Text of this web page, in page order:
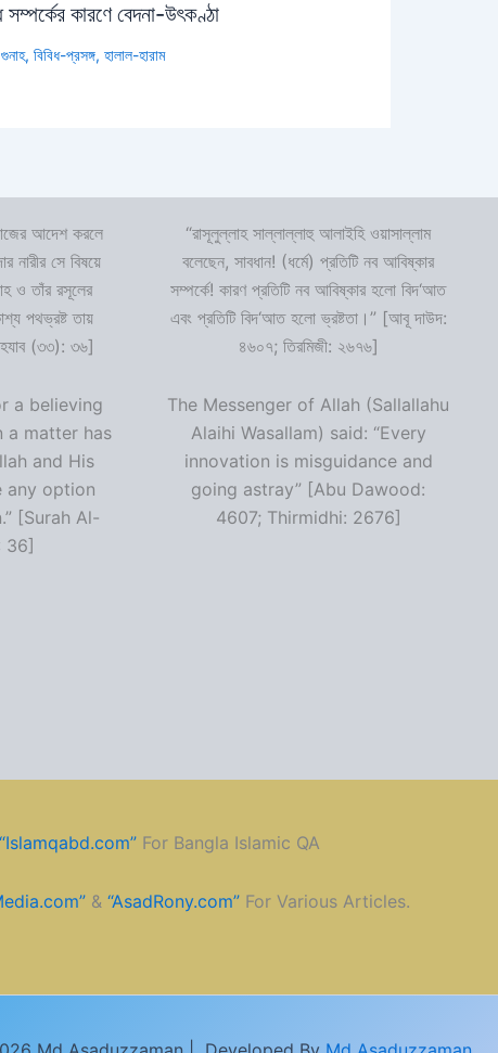
কারণে বেদনা-উৎকণ্ঠা
, বিবিধ-প্রসঙ্গ, হালাল-হারাম
আদেশ করলে
নারীর সে বিষয়ে
ও তাঁর রসূলের
পথভ্রষ্ট তায়
(৩৩): ৩৬]
a believing
a matter has
and His
any option
[Surah Al-
36]
“রাসূলুল্লাহ সাল্লাল্লাহু আলাইহি ওয়াসাল্লাম
বলেছেন, সাবধান! (ধর্মে) প্রতিটি নব আবিষ্কার
সম্পর্কে! কারণ প্রতিটি নব আবিষ্কার হলো বিদ‘আত
এবং প্রতিটি বিদ‘আত হলো ভ্রষ্টতা।” [আবূ দাউদ:
৪৬০৭; তিরমিজী: ২৬৭৬]
The Messenger of Allah (Sallallahu
Alaihi Wasallam) said: “Every
innovation is misguidance and
going astray” [Abu Dawood:
4607; Thirmidhi: 2676]
“Islamqabd.com” For Bangla Islamic QA
& “AsadRony.com” For Various Articles.